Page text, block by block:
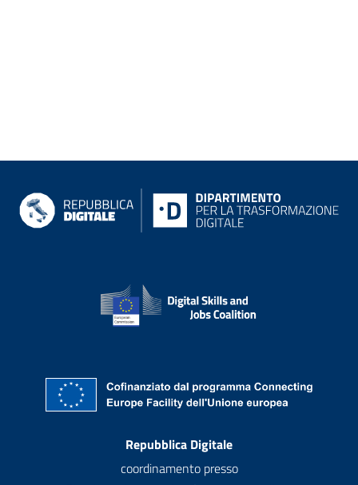
siti di riferimento
Repubblica Digitale
coordinamento presso